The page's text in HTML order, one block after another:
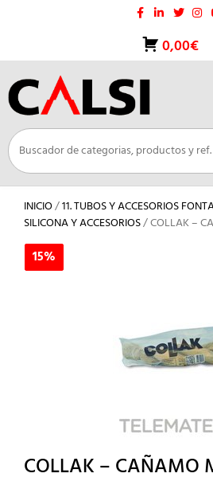
0,00€
INICIO/11. TUBOS Y ACCESORIOS
SILICONA Y ACCESORIOS/ COLLAK –
15%
COLLAK – CAÑAMO
15%